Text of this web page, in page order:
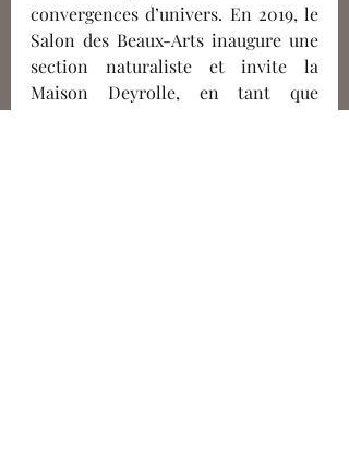
convergences d’univers. En 2019, le
Salon des Beaux-Arts inaugure une
section naturaliste et invite la
Maison Deyrolle, en tant que